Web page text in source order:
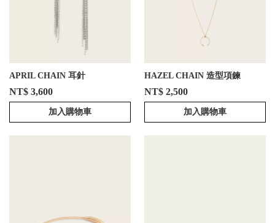
APRIL CHAIN 耳針
NT$ 3,600
加入購物車
HAZEL CHAIN 造型項鍊
NT$ 2,500
加入購物車